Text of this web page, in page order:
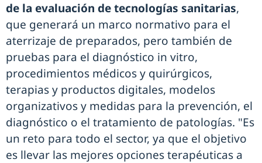
de la evaluación de tecnologías sanitarias,
que generará un marco normativo para el
aterrizaje de preparados, pero también de
pruebas para el diagnóstico in vitro,
procedimientos médicos y quirúrgicos,
terapias y productos digitales, modelos
organizativos y medidas para la prevención, el
diagnóstico o el tratamiento de patologías. "Es
un reto para todo el sector, ya que el objetivo
es llevar las mejores opciones terapéuticas a